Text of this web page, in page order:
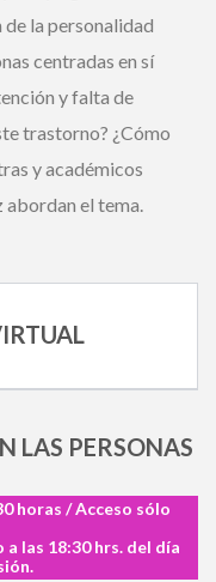
de la personalidad
centradas en sí
y falta de
trastorno? ¿Cómo
y académicos
el tema.
LAS
horas / Acceso
las 18:30 hrs. del
digital a
?